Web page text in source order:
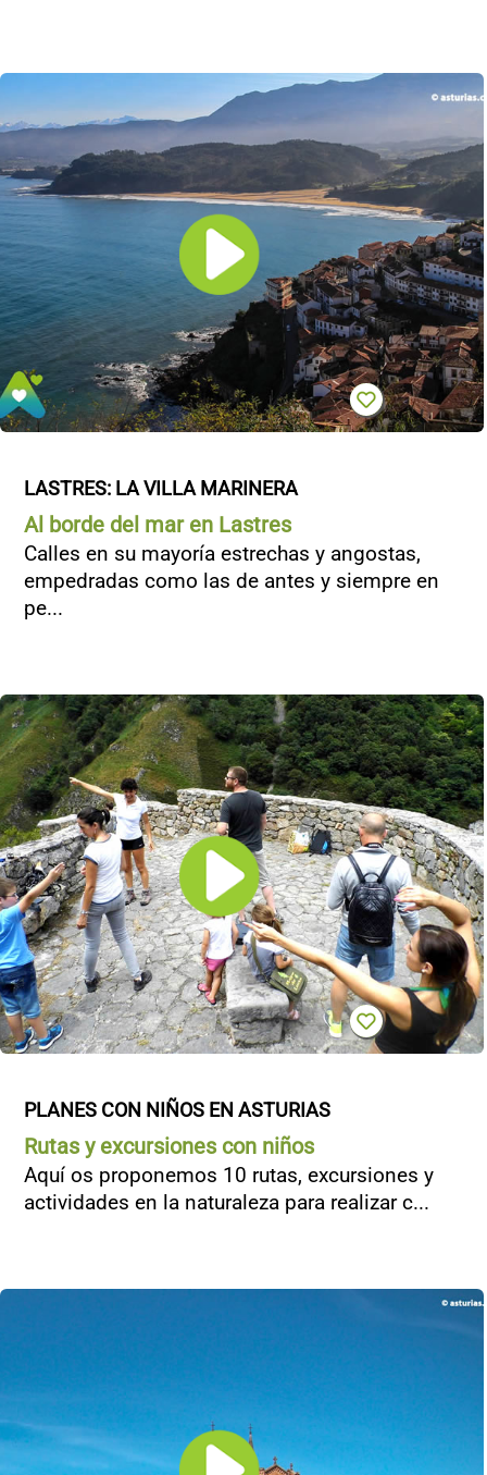
LASTRES: LA VILLA MARINERA
Al borde del mar en Lastres
Calles en su mayoría estrechas y angostas,
empedradas como las de antes y siempre en
pe...
PLANES CON NIÑOS EN ASTURIAS
Rutas y excursiones con niños
Aquí os proponemos 10 rutas, excursiones y
actividades en la naturaleza para realizar c...